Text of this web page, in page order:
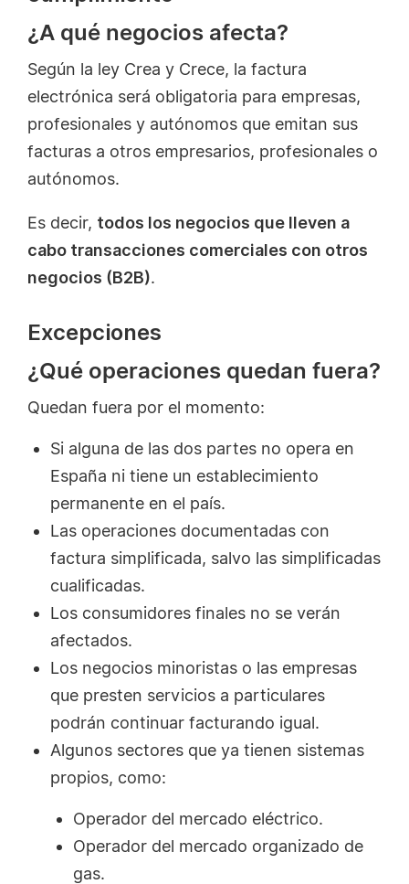
¿A qué negocios afecta?
Según la ley Crea y Crece, la factura
electrónica será obligatoria para empresas,
profesionales y autónomos que emitan sus
facturas a otros empresarios, profesionales o
autónomos.
Es decir, todos los negocios que lleven a
cabo transacciones comerciales con otros
negocios (B2B).
Excepciones
¿Qué operaciones quedan fuera?
Quedan fuera por el momento:
Si alguna de las dos partes no opera en
España ni tiene un establecimiento
permanente en el país.
Las operaciones documentadas con
factura simplificada, salvo las simplificadas
cualificadas.
Los consumidores finales no se verán
afectados.
Los negocios minoristas o las empresas
que presten servicios a particulares
podrán continuar facturando igual.
Algunos sectores que ya tienen sistemas
propios, como:
Operador del mercado eléctrico.
Operador del mercado organizado de
gas.